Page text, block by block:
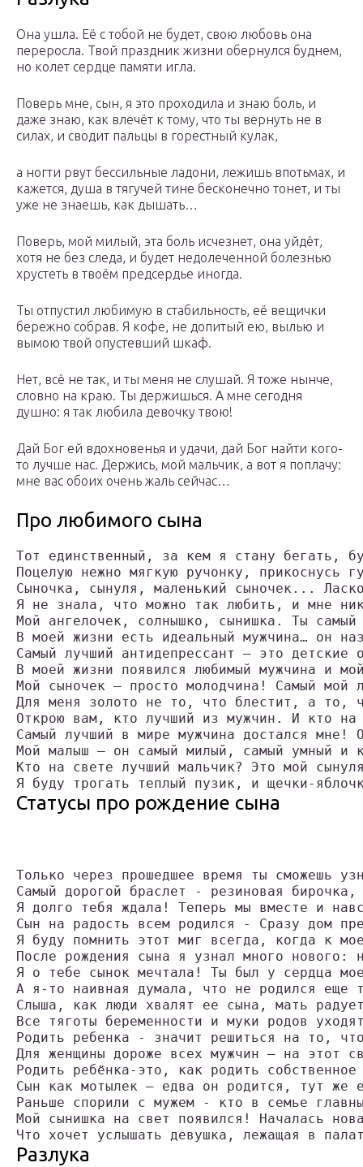
Она ушла. Её с тобой не будет, свою любовь она
переросла. Твой праздник жизни обернулся буднем,
но колет сердце памяти игла.
Поверь мне, сын, я это проходила и знаю боль, и
даже знаю, как влечёт к тому, что ты вернуть не в
силах, и сводит пальцы в горестный кулак,
а ногти рвут бессильные ладони, лежишь впотьмах, и
кажется, душа в тягучей тине бесконечно тонет, и ты
уже не знаешь, как дышать…
Поверь, мой милый, эта боль исчезнет, она уйдёт,
хотя не без следа, и будет недолеченной болезнью
хрустеть в твоём предсердье иногда.
Ты отпустил любимую в стабильность, её вещички
бережно собрав. Я кофе, не допитый ею, вылью и
вымою твой опустевший шкаф.
Нет, всё не так, и ты меня не слушай. Я тоже нынче,
словно на краю. Ты держишься. А мне сегодня
душно: я так любила девочку твою!
Дай Бог ей вдохновенья и удачи, дай Бог найти кого-
то лучше нас. Держись, мой мальчик, а вот я поплачу:
мне вас обоих очень жаль сейчас…
Про любимого сына
Тот единственный, за кем я стану бегать,
Поцелую нежно мягкую ручонку, прикоснусь
Сыночка, сынуля, маленький сыночек...
Я не знала, что можно так любить, и мне
Мой ангелочек, солнышко, сынишка. Ты
В моей жизни есть идеальный мужчина… он
Самый лучший антидепрессант — это
В моей жизни появился любимый мужчина и
Мой сыночек — просто молодчина! Самый мой
Для меня золото не то, что блестит, а то,
Открою вам, кто лучший из мужчин. И кто
Самый лучший в мире мужчина достался мне!
Мой малыш — он самый милый, самый умный и
Кто на свете лучший мальчик? Это мой
Я буду трогать теплый пузик, и щечки-
Статусы про рождение сына
Только через прошедшее время ты сможешь
Самый дорогой браслет - резиновая
Я долго тебя ждала! Теперь мы вместе и
Сын на радость всем родился - Сразу дом
Я буду помнить этот миг всегда, когда к
После рождения сына я узнал много
Я о тебе сынок мечтала! Ты был у сердца
А я-то наивная думала, что не родился еще
Слыша, как люди хвалят ее сына, мать
Все тяготы беременности и муки родов
Родить ребенка - значит решиться на то,
Для женщины дороже всех мужчин – на этот
Родить ребёнка-это, как родить
Сын как мотылек – едва он родится, тут же
Раньше спорили с мужем - кто в семье
Мой сынишка на свет появился! Началась
Что хочет услышать девушка, лежащая в
Разлука